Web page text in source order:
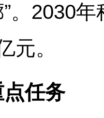
。2030
元。
任务